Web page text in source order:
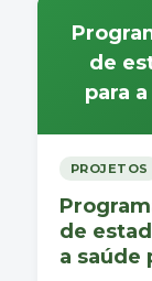
de
para
PROJETOS
de
a saúde